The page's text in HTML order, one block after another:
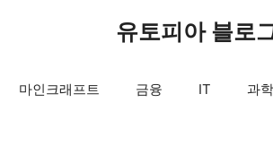
유토피아 블로
마인크래프트 금융 IT 과학